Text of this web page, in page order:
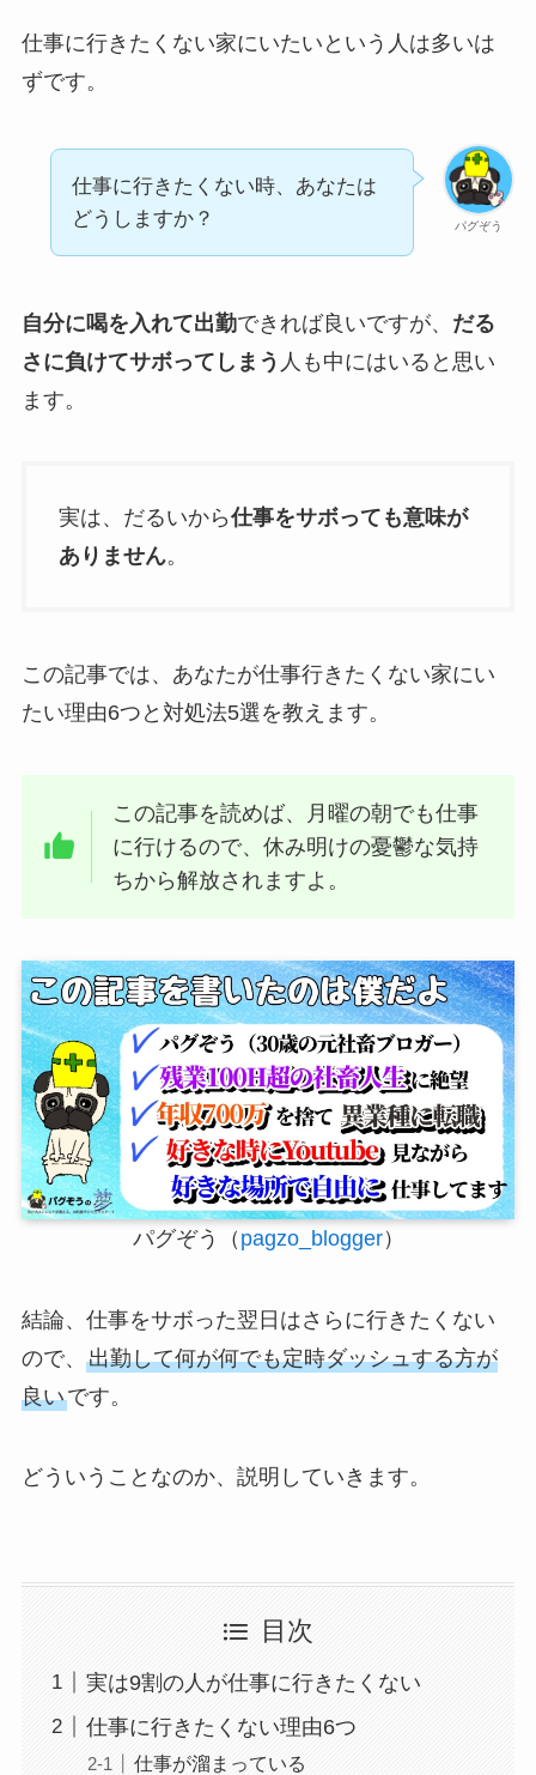
仕事に行きたくない家にいたいという人は多いは
ずです。
パグぞう
仕事に行きたくない時、あなたは
どうしますか？
自分に喝を入れて出勤できれば良いですが、 だる
さに負けてサボってしまう 人も中にはいると思い
ます。
実は、だるいから仕事をサボっても意味が
ありません。
この記事では、あなたが仕事行きたくない家にい
たい理由6つと対処法5選を教えます。
この記事を読めば、月曜の朝でも仕事
に行けるので、休み明けの憂鬱な気持
ちから解放されますよ。
パグぞう（ pagzo_blogger）
結論、仕事をサボった翌日はさらに行きたくない
ので、 出勤して何が何でも定時ダッシュする方が
良いです。
どういうことなのか、説明していきます。
目次
実は9割の人が仕事に行きたくない
仕事に行きたくない理由6つ
仕事が溜まっている